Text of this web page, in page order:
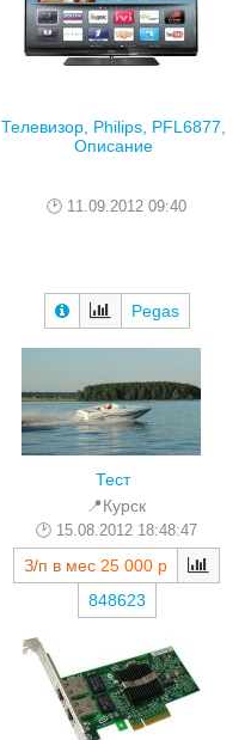
Телевизор, Philips, PFL6877,
Описание
11.09.2012 09:40
Pegas
Тест
📍Курск
15.08.2012 18:48:47
З/п в мес 25 000 р
848623